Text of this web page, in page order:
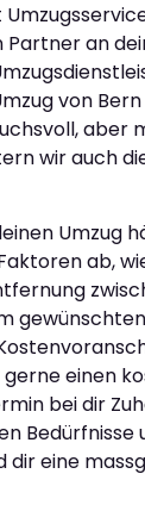
an
von
aber
wir auch
Umzug
ab,
einen
bei dir
dir eine